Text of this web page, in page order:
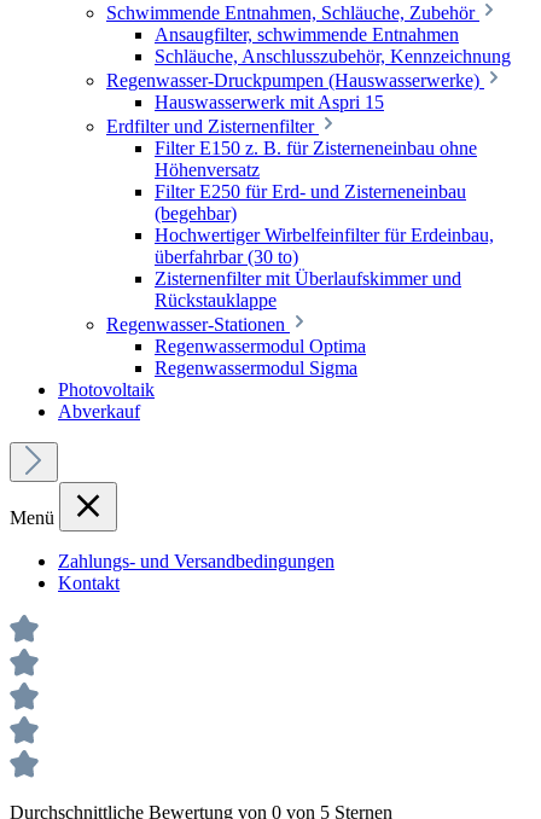
Schwimmende Entnahmen, Schläuche, Zubehör
Ansaugfilter, schwimmende Entnahmen
Schläuche, Anschlusszubehör, Kennzeichnung
Regenwasser-Druckpumpen (Hauswasserwerke)
Hauswasserwerk mit Aspri 15
Erdfilter und Zisternenfilter
Filter E150 z. B. für Zisterneneinbau ohne
Höhenversatz
Filter E250 für Erd- und Zisterneneinbau
(begehbar)
Hochwertiger Wirbelfeinfilter für Erdeinbau,
überfahrbar (30 to)
Zisternenfilter mit Überlaufskimmer und
Rückstauklappe
Regenwasser-Stationen
Regenwassermodul Optima
Regenwassermodul Sigma
Photovoltaik
Abverkauf
Menü
Zahlungs- und Versandbedingungen
Kontakt
Durchschnittliche Bewertung von 0 von 5 Sternen